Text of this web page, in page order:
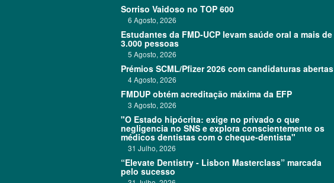
Sorriso Vaidoso no TOP 600
6 Agosto, 2026
Estudantes da FMD-UCP levam saúde oral a mais de
3.000 pessoas
5 Agosto, 2026
Prémios SCML/Pfizer 2026 com candidaturas abertas
4 Agosto, 2026
FMDUP obtém acreditação máxima da EFP
3 Agosto, 2026
"O Estado hipócrita: exige no privado o que
negligencia no SNS e explora conscientemente os
médicos dentistas com o cheque-dentista"
31 Julho, 2026
“Elevate Dentistry - Lisbon Masterclass” marcada
pelo sucesso